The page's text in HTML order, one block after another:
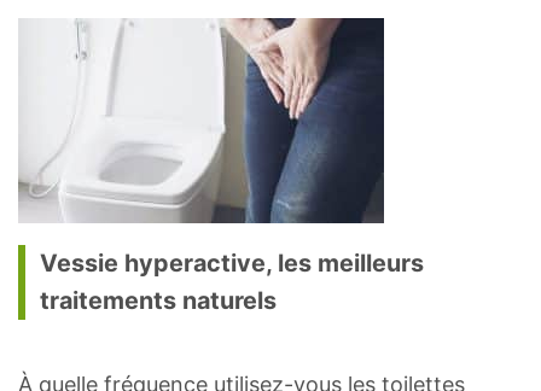
Vessie hyperactive, les meilleurs
traitements naturels
À quelle fréquence utilisez-vous les toilettes